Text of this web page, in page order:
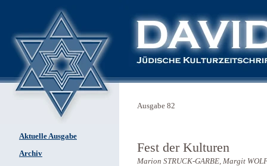
Aktuelle Ausgabe
Archiv
Ausgabe 82
Fest der Kulturen
Marion STRUCK-GARBE, Margit